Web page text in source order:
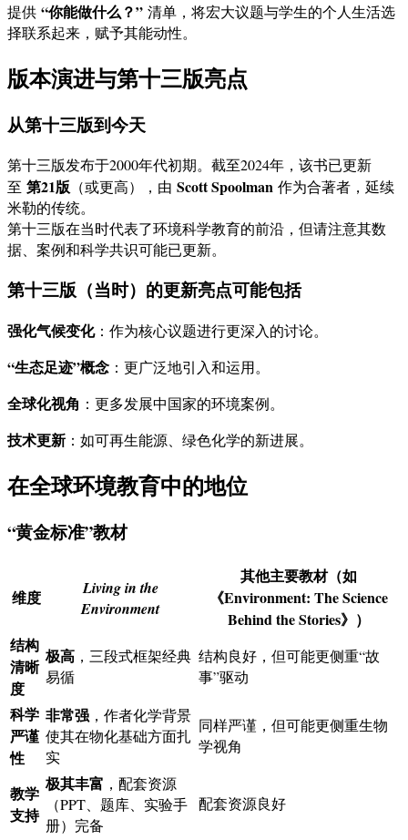
提供 “你能做什么？” 清单，将宏大议题与学生的个人生活选
择联系起来，赋予其能动性。
版本演进与第十三版亮点
从第十三版到今天
第十三版发布于2000年代初期。截至2024年，该书已更新
至 第21版 （或更高），由 Scott Spoolman 作为合著者，延续
米勒的传统。
第十三版在当时代表了环境科学教育的前沿，但请注意其数
据、案例和科学共识可能已更新。
第十三版（当时）的更新亮点可能包括
强化气候变化：作为核心议题进行更深入的讨论。
“生态足迹”概念 ：更广泛地引入和运用。
全球化视角 ：更多发展中国家的环境案例。
技术更新 ：如可再生能源、绿色化学的新进展。
在全球环境教育中的地位
“黄金标准”教材
维度
Living in the
Environment
其他主要教材（如
《Environment: The Science
Behind the Stories》）
结构
清晰
度
极高 ，三段式框架经典
易循
结构良好，但可能更侧重“故
事”驱动
科学
严谨
性
非常强 ，作者化学背景
使其在物化基础方面扎
实
同样严谨，但可能更侧重生物
学视角
教学
支持
极其丰富 ，配套资源
（PPT、题库、实验手
册）完备
配套资源良好